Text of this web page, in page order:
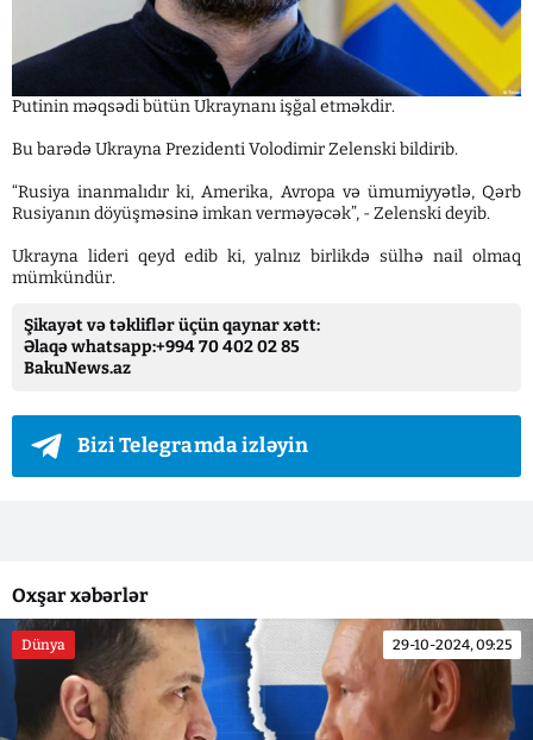
Putinin məqsədi bütün Ukraynanı işğal etməkdir.
Bu barədə Ukrayna Prezidenti Volodimir Zelenski bildirib.
“Rusiya inanmalıdır ki, Amerika, Avropa və ümumiyyətlə, Qərb
Rusiyanın döyüşməsinə imkan verməyəcək”, - Zelenski deyib.
Ukrayna lideri qeyd edib ki, yalnız birlikdə sülhə nail olmaq
mümkündür.
Şikayət və təkliflər üçün qaynar xətt:
Əlaqə whatsapp:+994 70 402 02 85
BakuNews.az
Bizi Telegramda izləyin
Oxşar xəbərlər
Dünya 29-10-2024, 09:25